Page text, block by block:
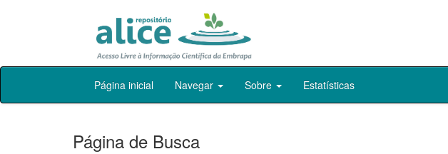
Skip
Página inicial Navegar Sobre Estatísticas
Página de Busca